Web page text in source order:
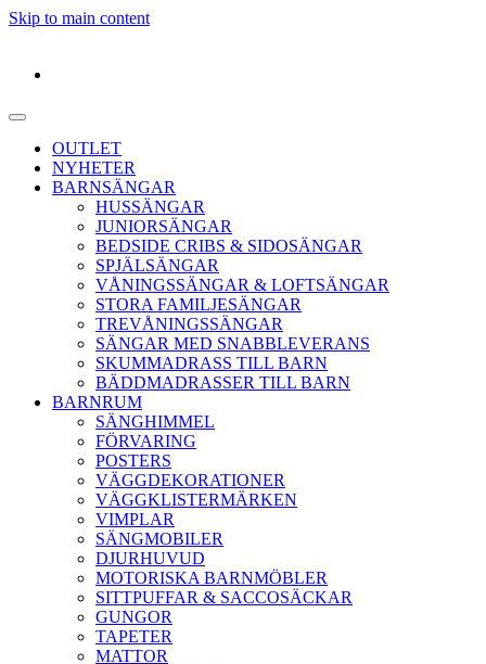
Skip to main content
OUTLET
NYHETER
BARNSÄNGAR
HUSSÄNGAR
JUNIORSÄNGAR
BEDSIDE CRIBS & SIDOSÄNGAR
SPJÄLSÄNGAR
VÅNINGSSÄNGAR & LOFTSÄNGAR
STORA FAMILJESÄNGAR
TREVÅNINGSSÄNGAR
SÄNGAR MED SNABBLEVERANS
SKUMMADRASS TILL BARN
BÄDDMADRASSER TILL BARN
BARNRUM
SÄNGHIMMEL
FÖRVARING
POSTERS
VÄGGDEKORATIONER
VÄGGKLISTERMÄRKEN
VIMPLAR
SÄNGMOBILER
DJURHUVUD
MOTORISKA BARNMÖBLER
SITTPUFFAR & SACCOSÄCKAR
GUNGOR
TAPETER
MATTOR